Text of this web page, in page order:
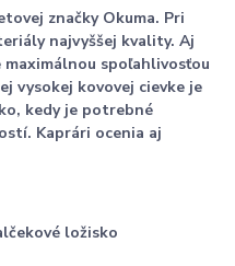
značky Okuma. Pri
najvyššej kvality. Aj
maximálnou spoľahlivosťou
vysokej kovovej cievke je
kedy je potrebné
Kaprári ocenia aj
ložisko